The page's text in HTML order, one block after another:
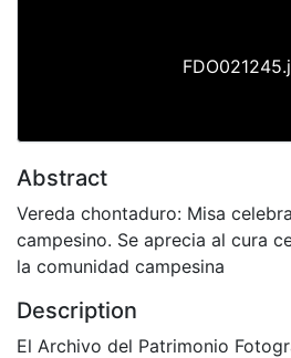
Abstract
Vereda chontaduro: Misa
campesino. Se aprecia al cura
la comunidad campesina
Description
El Archivo del Patrimonio